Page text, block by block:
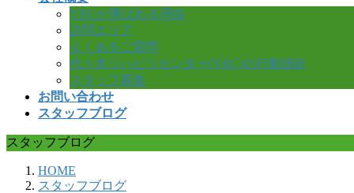
YRCが選ばれる理由
訪問エリア
よくあるご質問
代々木リハビリセンター(YRC)の行動指針
スタッフ募集
お問い合わせ
スタッフブログ
スタッフブログ
HOME
スタッフブログ